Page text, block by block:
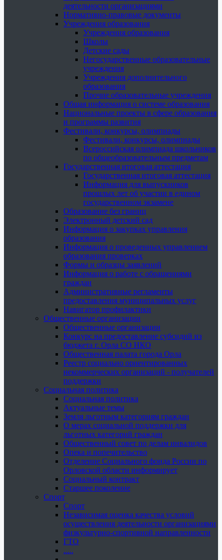
деятельности организациями
Нормативно-правовые документы
Учреждения образования
Учреждения образования
Школы
Детские сады
Негосударственные образовательные
учреждения
Учреждения дополнительного
образования
Прочие образовательные учреждения
Общая информация о системе образования
Национальные проекты в сфере образования
и программы развития
Фестивали, конкурсы, олимпиады
Фестивали, конкурсы, олимпиады
Всероссийская олимпиада школьников
по общеобразовательным предметам
Государственная итоговая аттестация
Государственная итоговая аттестация
Информация для выпускников
прошлых лет об участии в едином
государственном экзамене
Образование без границ
Электронный детский сад
Информация о закупках управления
образования
Информация о проведенных управлением
образования проверках
Формы и образцы заявлений
Информация о работе с обращениями
граждан
Административные регламенты
предоставления муниципальных услуг
Навигатор профилактики
Общественные организации
Общественные организации
Конкурс на предоставление субсидий из
бюджета г. Орла СО НКО
Общественная палата города Орла
Реестр социально ориентированных
некоммерческих организаций - получателей
поддержки
Социальная политика
Социальная политика
Актуальные темы
Земля льготным категориям граждан
О мерах социальной поддержки для
льготных категорий граждан
Общественный совет по делам инвалидов
Опека и попечительство
Отделение Социального фонда России по
Орловской области информирует
Социальный контракт
Старшее поколение
Спорт
Спорт
Независимая оценка качества условий
осуществления деятельности организациями
физкультурно-спортивной направленности
ГТО
.....